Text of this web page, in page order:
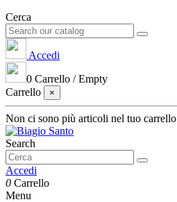
Cerca
Accedi
0 Carrello /Empty
Carrello
×
Non ci sono più articoli nel tuo carrello
Search
Accedi
0 Carrello
Menu